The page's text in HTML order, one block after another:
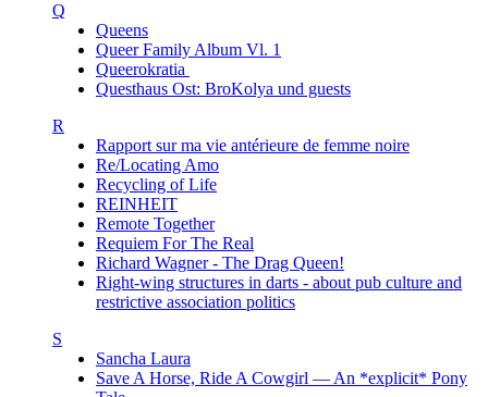
Q
Queens
Queer Family Album Vl. 1
Queerokratia
Questhaus Ost: BroKolya und guests
R
Rapport sur ma vie antérieure de femme noire
Re/Locating Amo
Recycling of Life
REINHEIT
Remote Together
Requiem For The Real
Richard Wagner - The Drag Queen!
Right-wing structures in darts - about pub culture and
restrictive association politics
S
Sancha Laura
Save A Horse, Ride A Cowgirl — An *explicit* Pony